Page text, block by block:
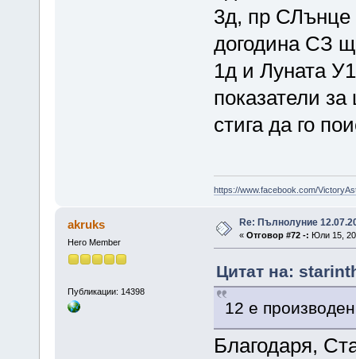
3д, пр
догодина СЗ
1д и Луната
показатели
стига да го
https://www.facebook.com/
akruks
Hero Member
Публикации: 14398
Re: Пълнолуние
« Отговор #72 -: Юли 15,
Цитат на:
12 e
Благодаря,